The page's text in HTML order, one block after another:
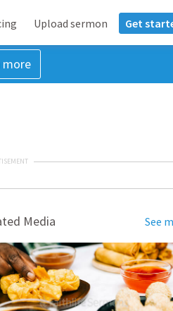
Upload sermon Get
more
Media See